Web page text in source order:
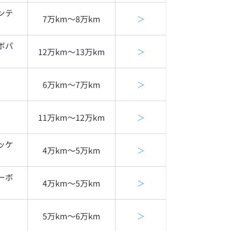
テ 7万km〜8万km ＞
パ 12万km〜13万km ＞
6万km〜7万km ＞
11万km〜12万km ＞
ケ 4万km〜5万km ＞
ボ 4万km〜5万km ＞
5万km〜6万km ＞